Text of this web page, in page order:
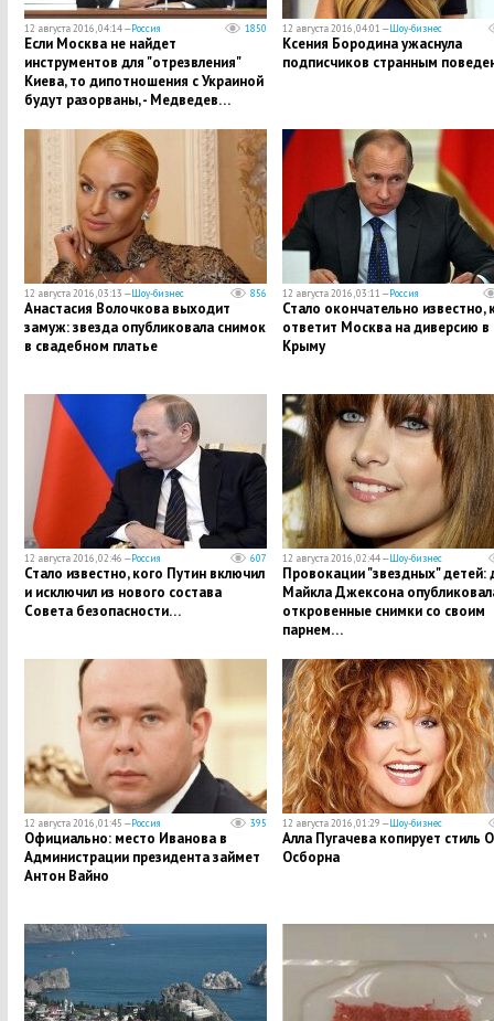
12 августа 2016, 04:14 —Россия 1850
Если Москва не найдет
инструментов для "отрезвления"
Киева, то дипотношения с Украиной
будут разорваны, - Медведев…
12 августа 2016, 04:01 —Шоу-бизнес
Ксения Бородина ужаснула
подписчиков странным
12 августа 2016, 03:13 —Шоу-бизнес 856
Анастасия Волочкова выходит
замуж: звезда опубликовала снимок
в свадебном платье
12 августа 2016, 03:11 —Россия
Стало окончательно известно,
ответит Москва на диверсию в
Крыму
12 августа 2016, 02:46 —Россия 607
Стало известно, кого Путин включил
и исключил из нового состава
Совета безопасности…
12 августа 2016, 02:44 —Шоу-бизнес
Провокации "звездных" детей:
Майкла Джексона
откровенные снимки со своим
парнем…
12 августа 2016, 01:45 —Россия 395
Официально: место Иванова в
Администрации президента займет
Антон Вайно
12 августа 2016, 01:29 —Шоу-бизнес
Алла Пугачева копирует стиль
Осборна